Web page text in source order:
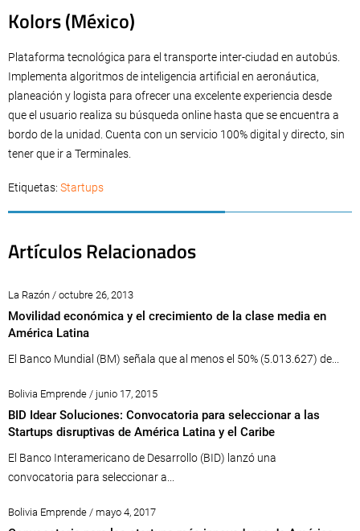
Kolors (México)
Plataforma tecnológica para el transporte inter-ciudad en autobús.
Implementa algoritmos de inteligencia artificial en aeronáutica,
planeación y logista para ofrecer una excelente experiencia desde
que el usuario realiza su búsqueda online hasta que se encuentra a
bordo de la unidad. Cuenta con un servicio 100% digital y directo, sin
tener que ir a Terminales.
Etiquetas: Startups
Artículos Relacionados
La Razón / octubre 26, 2013
Movilidad económica y el crecimiento de la clase media en
América Latina
El Banco Mundial (BM) señala que al menos el 50% (5.013.627) de...
Bolivia Emprende / junio 17, 2015
BID Idear Soluciones: Convocatoria para seleccionar a las
Startups disruptivas de América Latina y el Caribe
El Banco Interamericano de Desarrollo (BID) lanzó una
convocatoria para seleccionar a...
Bolivia Emprende / mayo 4, 2017